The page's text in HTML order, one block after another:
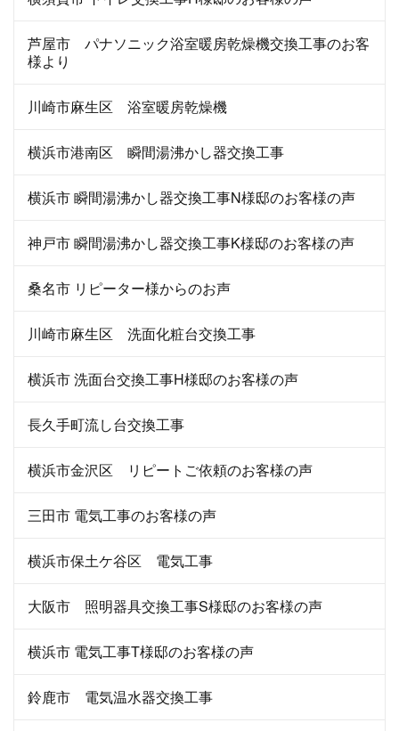
芦屋市 パナソニック浴室暖房乾燥機交換工事のお客
様より
川崎市麻生区 浴室暖房乾燥機
横浜市港南区 瞬間湯沸かし器交換工事
横浜市 瞬間湯沸かし器交換工事N様邸のお客様の声
神戸市 瞬間湯沸かし器交換工事K様邸のお客様の声
桑名市 リピーター様からのお声
川崎市麻生区 洗面化粧台交換工事
横浜市 洗面台交換工事H様邸のお客様の声
長久手町流し台交換工事
横浜市金沢区 リピートご依頼のお客様の声
三田市 電気工事のお客様の声
横浜市保土ケ谷区 電気工事
大阪市 照明器具交換工事S様邸のお客様の声
横浜市 電気工事T様邸のお客様の声
鈴鹿市 電気温水器交換工事